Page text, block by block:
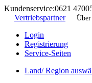
Kundenservice:0621
Vertriebspartner
Login
Registrierung
Service-Seiten
Land/ Region